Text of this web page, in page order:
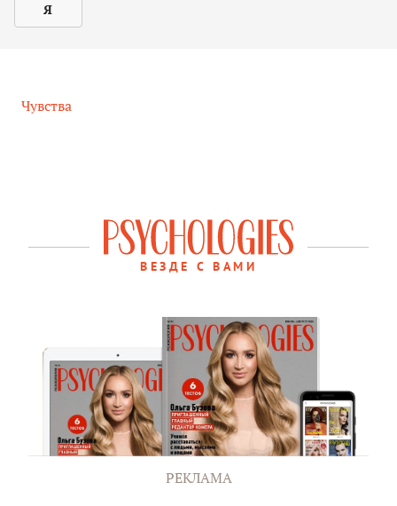
Я
Чувства
ВЕЗДЕ С ВАМИ
РЕКЛАМА